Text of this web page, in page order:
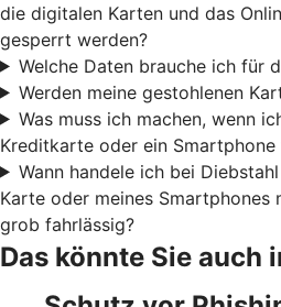
die digitalen Karten und das
gesperrt werden?
Welche Daten brauche ich für
Werden meine gestohlenen
Was muss ich machen, wenn
Kreditkarte oder ein Smartphone
Wann handele ich bei
Karte oder meines Smartphones
grob fahrlässig?
Das könnte Sie auch